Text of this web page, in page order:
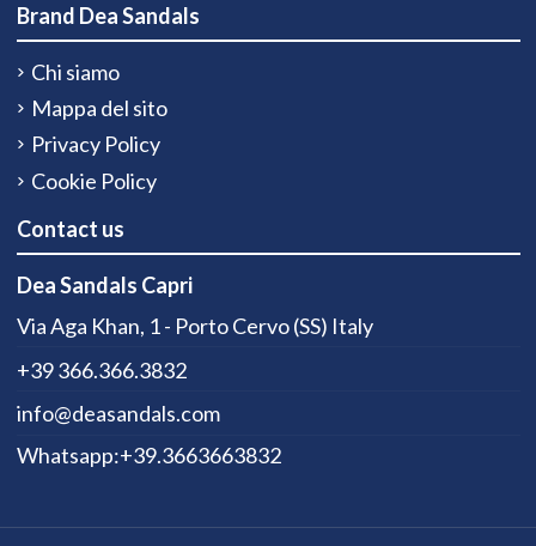
Brand Dea Sandals
Chi siamo
Mappa del sito
Privacy Policy
Cookie Policy
Contact us
Dea Sandals Capri
Via Aga Khan, 1 - Porto Cervo (SS) Italy
+39 366.366.3832
info@deasandals.com
Whatsapp:+39.3663663832